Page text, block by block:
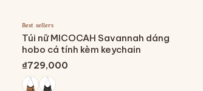
Best sellers
Túi nữ MICOCAH Savannah dáng
hobo cá tính kèm keychain
₫729,000